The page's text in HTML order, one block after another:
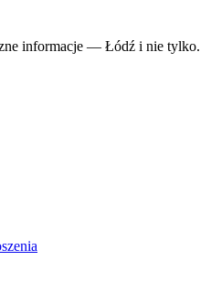
informacje — Łódź i nie tylko.